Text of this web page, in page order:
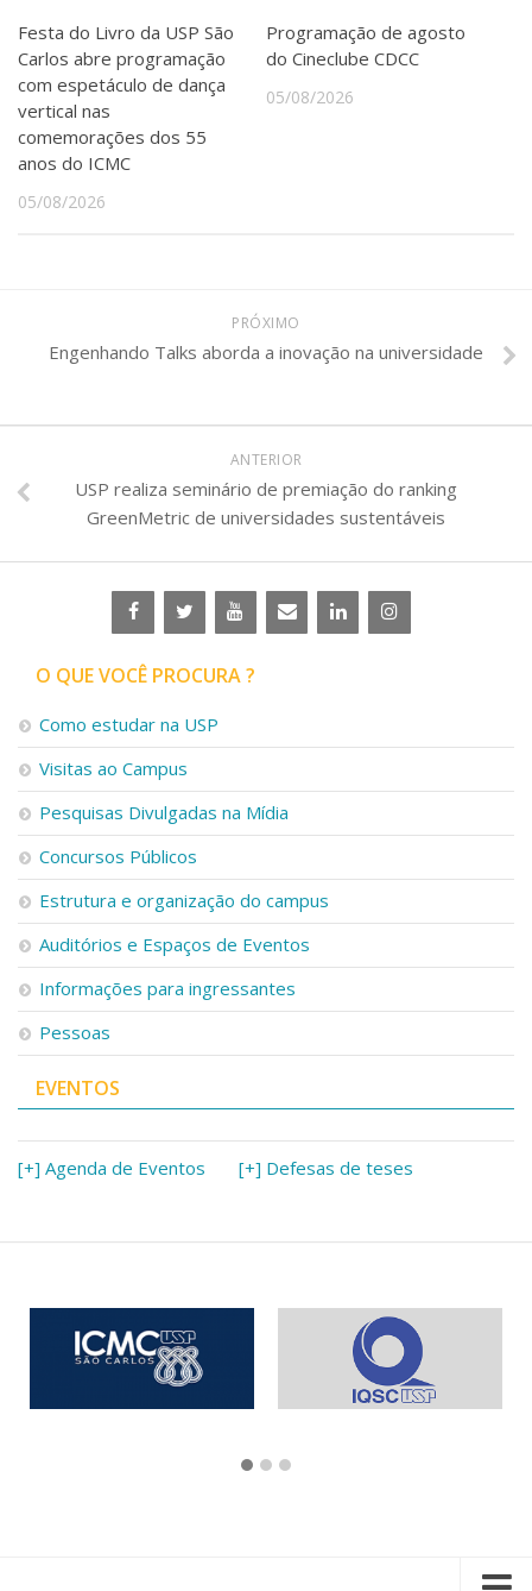
Festa do Livro da USP São
Carlos abre programação
com espetáculo de dança
vertical nas
comemorações dos 55
anos do ICMC
05/08/2026
Programação de agosto
do Cineclube CDCC
05/08/2026
PRÓXIMO
Engenhando Talks aborda a inovação na universidade
ANTERIOR
USP realiza seminário de premiação do ranking
GreenMetric de universidades sustentáveis
O QUE VOCÊ PROCURA ?
Como estudar na USP
Visitas ao Campus
Pesquisas Divulgadas na Mídia
Concursos Públicos
Estrutura e organização do campus
Auditórios e Espaços de Eventos
Informações para ingressantes
Pessoas
EVENTOS
[+] Agenda de Eventos [+] Defesas de teses